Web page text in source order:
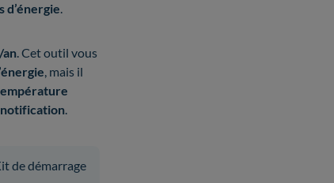
d’énergie.
an. Cet outil vous
, mais il
notification.
de démarrage